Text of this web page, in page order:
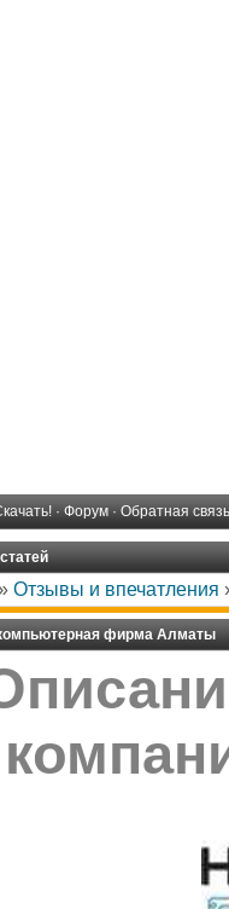
· Форум · Обратная связь
Отзывы и впечатления
фирма Алматы